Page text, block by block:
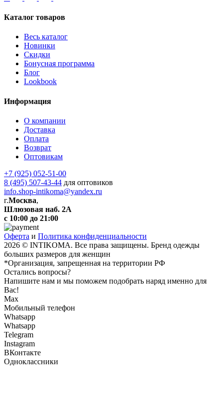
Каталог товаров
Весь каталог
Новинки
Скидки
Бонусная программа
Блог
Lookbook
Информация
О компании
Доставка
Оплата
Возврат
Оптовикам
+7 (925) 052-51-00
8 (495) 507-43-44 для оптовиков
info.shop-intikoma@yandex.ru
г.Москва,
Шлюзовая наб. 2А
с 10:00 до 21:00
Оферта и Политика конфиденциальности
2026 © INTIKOMA. Все права защищены. Бренд одежды
больших размеров для женщин
*Организация, запрещенная на территории РФ
Остались вопросы?
Напишите нам и мы поможем подобрать наряд именно для
Вас!
Max
Мобильный телефон
Whatsapp
Whatsapp
Telegram
Instagram
ВКонтакте
Одноклассники